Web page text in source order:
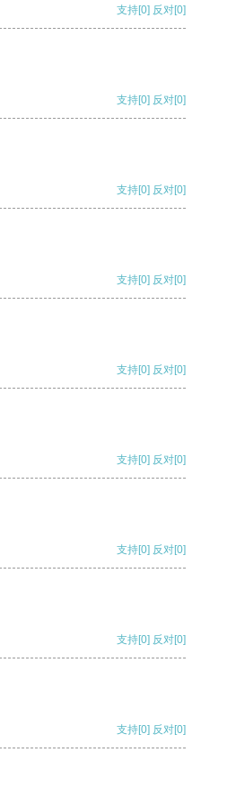
支持[0] 反对[0]
支持[0] 反对[0]
支持[0] 反对[0]
支持[0] 反对[0]
支持[0] 反对[0]
支持[0] 反对[0]
支持[0] 反对[0]
支持[0] 反对[0]
支持[0] 反对[0]